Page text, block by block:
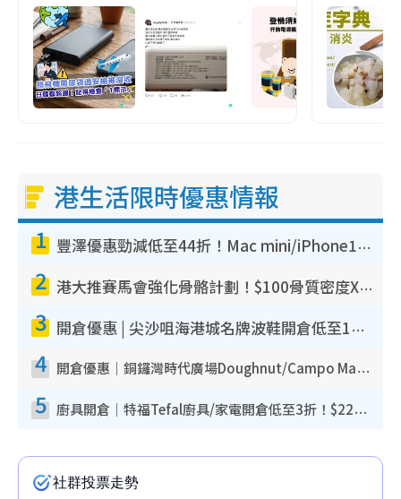
港生活限時優惠情報
1 豐澤優惠勁減低至44折！Mac mini/iPhone17Pro大減價！廚房家電$220起
2 港大推賽馬會強化骨骼計劃！$100骨質密度X光檢查 完成免費運動訓練送超市禮券！附參加資格
3 開倉優惠 | 尖沙咀海港城名牌波鞋開倉低至1折！On鞋$899起／Joy&Peace鞋履$98起
4 開倉優惠｜銅鑼灣時代廣場Doughnut/Campo Marzio開倉低至1折！背囊、書包、手袋劈價$200起
5 廚具開倉｜特福Tefal廚具/家電開倉低至3折！$220起買平底鍋/炒鑊/湯煲！電飯煲/吸塵機/燙斗$418起